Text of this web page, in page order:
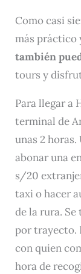
Como casi
más práctico
también
tours y
Para llegar a
terminal de
unas 2
abonar una
s/20
taxi o hacer
de la rura.
por trayecto.
con quien
hora de